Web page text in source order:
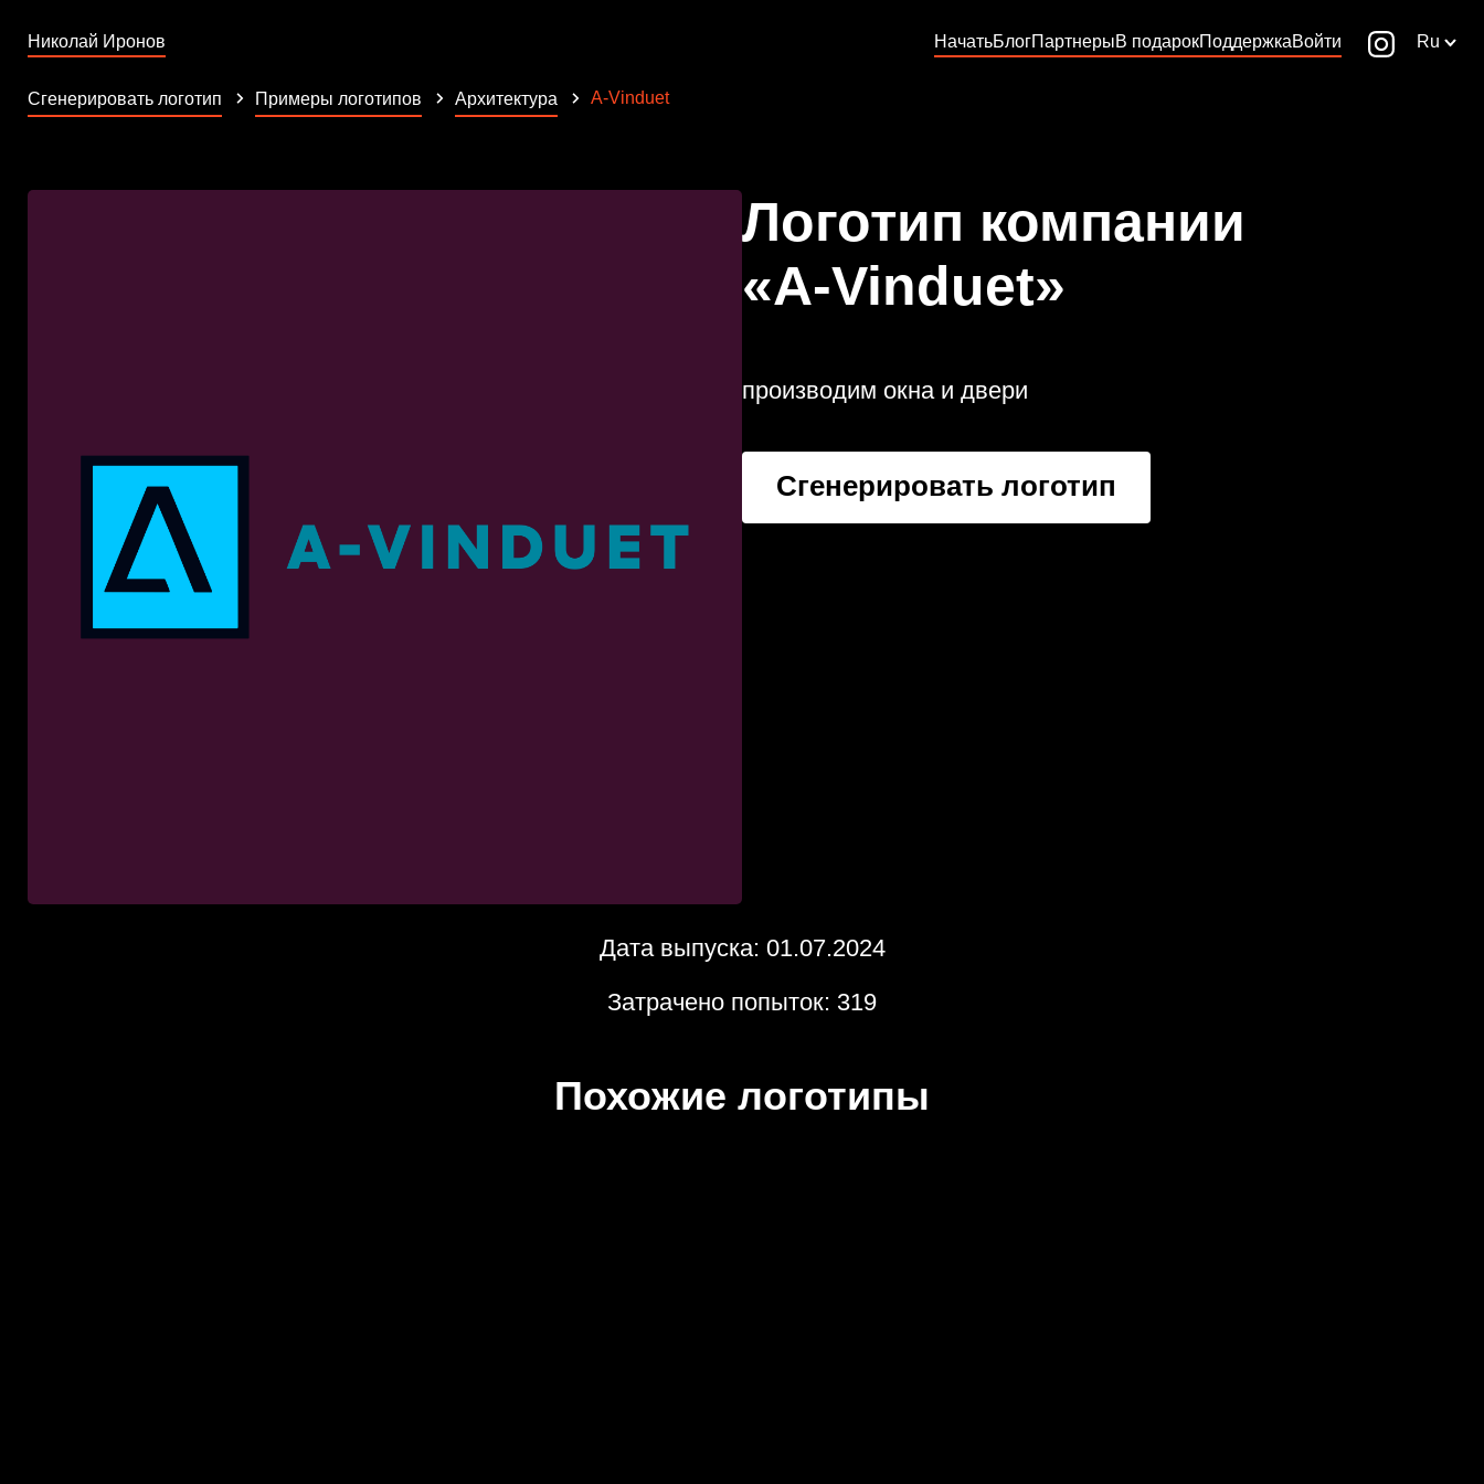
Николай Иронов НачатьБлогПартнерыВ подарокПоддержкаВойти Ru
Сгенерировать логотип Примеры логотипов Архитектура A-Vinduet
Логотип компании
«A-Vinduet»
производим окна и двери
Сгенерировать логотип
Дата выпуска: 01.07.2024
Затрачено попыток: 319
Похожие логотипы